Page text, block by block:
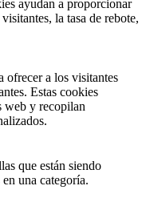
ayudan a proporcionar
la tasa de rebote,
ofrecer a los visitantes
Estas cookies
web y recopilan
que están siendo
una categoría.